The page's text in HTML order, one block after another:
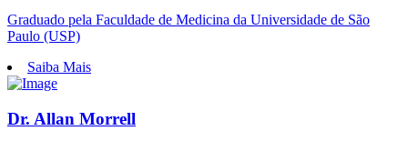
Graduado pela Faculdade de Medicina da Universidade de São
Paulo (USP)
Saiba Mais
Dr. Allan Morrell